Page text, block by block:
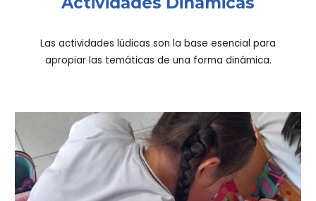
Las actividades lúdicas son la base esencial para
apropiar las temáticas de una forma dinámica.